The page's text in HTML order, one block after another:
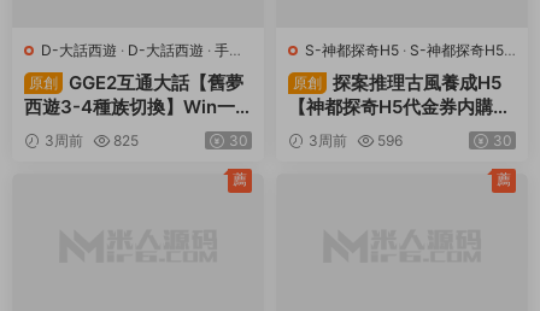
D-大話西遊 · D-大話西遊 · 手遊
服務端 · 端遊服務端
原創
GGE2互通大話【舊夢
西遊3-4種族切換】Win一
鍵服務端+安卓PC互通客戶
端+内置GM工具+全套源碼
3周前 825 30
S-神都探奇H5 · S-神都探奇H5·
手遊服務端·頁遊服務端
原創
探案推理古風養成H5
【神都探奇H5代金券内購
版】Linux手工服務端+CDK
授權後台+視頻架設教程
3周前 596 30
薦 薦